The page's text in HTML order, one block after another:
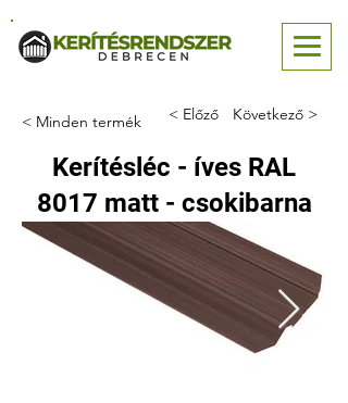
< Minden termék < Előző Következő >
Kerítésléc - íves RAL
8017 matt - csokibarna